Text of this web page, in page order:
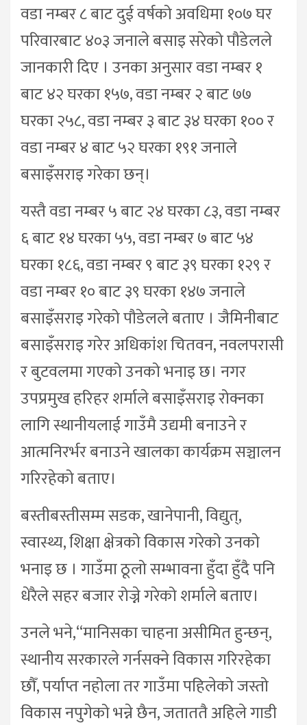
वडा नम्बर ८ बाट दुई वर्षको अवधिमा १०७ घर
परिवारबाट ४०३ जनाले बसाइ सरेको पौडेलले
जानकारी दिए । उनका अनुसार वडा नम्बर १
बाट ४२ घरका १५७, वडा नम्बर २ बाट ७७
घरका २५८, वडा नम्बर ३ बाट ३४ घरका १०० र
वडा नम्बर ४ बाट ५२ घरका १९१ जनाले
बसाइँसराइ गरेका छन्।
यस्तै वडा नम्बर ५ बाट २४ घरका ८३, वडा नम्बर
६ बाट १४ घरका ५५, वडा नम्बर ७ बाट ५४
घरका १८६, वडा नम्बर ९ बाट ३९ घरका १२९ र
वडा नम्बर १० बाट ३९ घरका १४७ जनाले
बसाइँसराइ गरेको पौडेलले बताए । जैमिनीबाट
बसाइँसराइ गरेर अधिकांश चितवन, नवलपरासी
र बुटवलमा गएको उनको भनाइ छ। नगर
उपप्रमुख हरिहर शर्माले बसाइँसराइ रोक्नका
लागि स्थानीयलाई गाउँमै उद्यमी बनाउने र
आत्मनिरर्भर बनाउने खालका कार्यक्रम सञ्चालन
गरिरहेको बताए।
बस्तीबस्तीसम्म सडक, खानेपानी, विद्युत्,
स्वास्थ्य, शिक्षा क्षेत्रको विकास गरेको उनको
भनाइ छ । गाउँमा ठूलो सम्भावना हुँदा हुँदै पनि
धेरैले सहर बजार रोज्ने गरेको शर्माले बताए।
उनले भने,“मानिसका चाहना असीमित हुन्छन्,
स्थानीय सरकारले गर्नसक्ने विकास गरिरहेका
छौँ, पर्याप्त नहोला तर गाउँमा पहिलेको जस्तो
विकास नपुगेको भन्ने छैन, जताततै अहिले गाडी